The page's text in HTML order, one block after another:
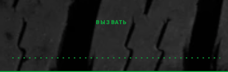
ВЫЗВАТЬ